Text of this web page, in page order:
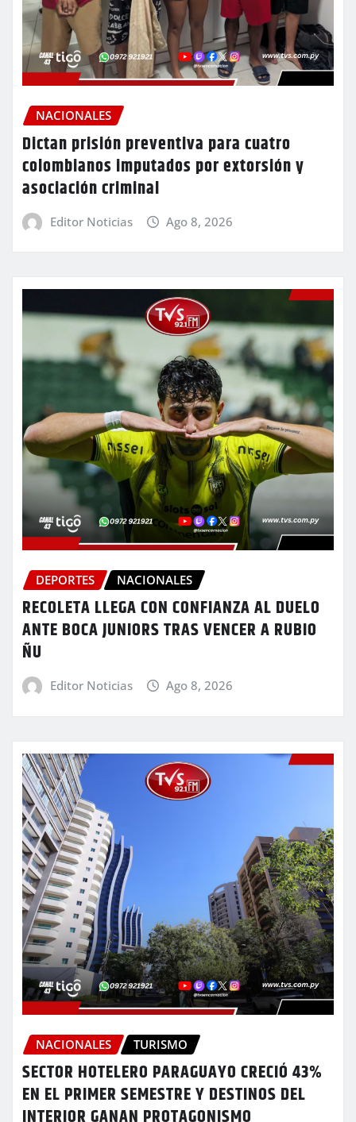
NACIONALES
Dictan prisión preventiva para cuatro
colombianos imputados por extorsión y
asociación criminal
Editor Noticias Ago 8, 2026
DEPORTES NACIONALES
RECOLETA LLEGA CON CONFIANZA AL DUELO
ANTE BOCA JUNIORS TRAS VENCER A RUBIO
ÑU
Editor Noticias Ago 8, 2026
NACIONALES TURISMO
SECTOR HOTELERO PARAGUAYO CRECIÓ 43%
EN EL PRIMER SEMESTRE Y DESTINOS DEL